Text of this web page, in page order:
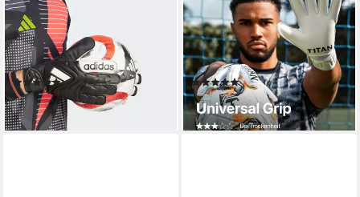
Torwarthandschuhe COPA
CLUB
TORWARTHANDSCHUHE (1-
St)
(5)
ab 21,99 €
lieferbar - in 1-2 Werktagen bei dir
Torwarthandschuhe
Torwarthandschuhe
Erwachsene Classic White-
Out
(1)
72,99 €
lieferbar - in 2-3 Werktagen bei dir